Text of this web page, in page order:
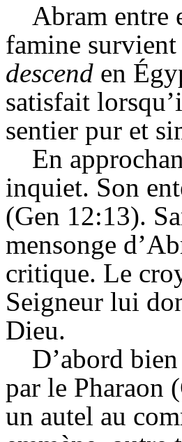
Abram entre
famine survient
descend en
satisfait
sentier pur et
En
inquiet. Son
(Gen 12:13).
mensonge d’
critique. Le
Seigneur lui
Dieu.
D’abord
par le Pharaon (
un autel au